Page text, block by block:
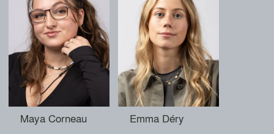
Maya Corneau Emma Déry